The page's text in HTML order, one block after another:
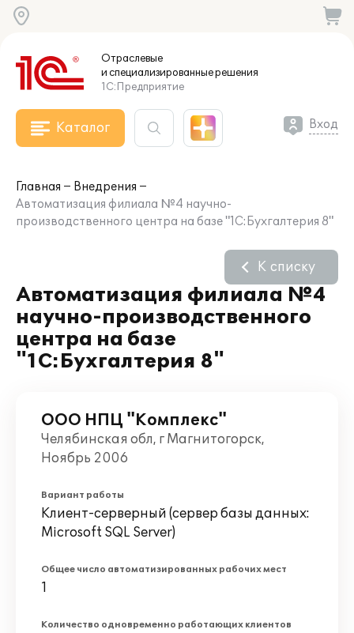
Отраслевые
и специализированныерешения
1С:Предприятие
Каталог Вход
Главная
Внедрения
Автоматизация филиала №4 научно-
производственного центра на базе "1С:Бухгалтерия 8"
Автоматизация филиала №4
научно-производственного
центра на базе
"1С:Бухгалтерия 8"
К списку
ООО НПЦ "Комплекс"
Челябинская обл, г Магнитогорск,
Ноябрь 2006
Вариант работы
Клиент-серверный (сервер базы данных:
Microsoft SQL Server)
Общее число автоматизированных рабочих мест
1
Количество одновременно работающих клиентов